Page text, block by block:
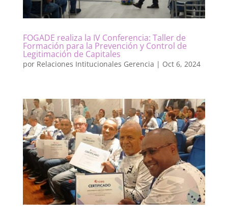
FOGADE realiza la IV Conferencia: Taller de
Formación para la Prevención y Control de
Legitimación de Capitales
por Relaciones Intitucionales Gerencia | Oct 6, 2024